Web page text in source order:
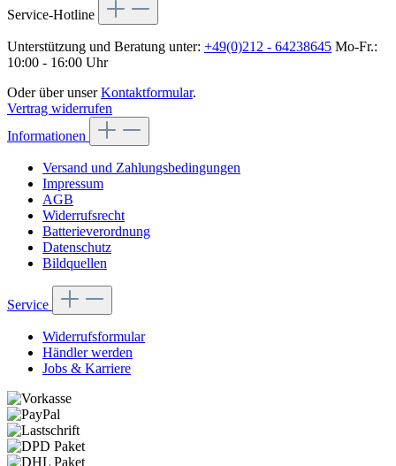
Service-Hotline
Unterstützung und Beratung unter: +49(0)212 - 64238645 Mo-Fr.:
10:00 - 16:00 Uhr
Oder über unserKontaktformular.
Vertrag widerrufen
Informationen
Versand und Zahlungsbedingungen
Impressum
AGB
Widerrufsrecht
Batterieverordnung
Datenschutz
Bildquellen
Service
Widerrufsformular
Händler werden
Jobs & Karriere